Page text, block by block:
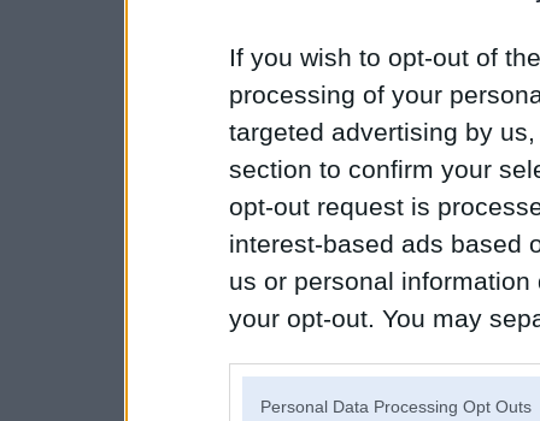
If you wish to opt-out of
processing of your
targeted advertising by
section to confirm your
opt-out request is
interest-based ads based
us or personal
your opt-out. You may
Personal Data Processing Opt Outs